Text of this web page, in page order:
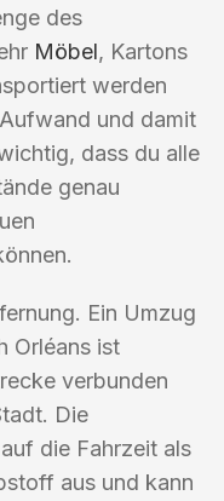
des
Möbel, Kartons
werden
und damit
dass du alle
genau
Ein Umzug
Orléans ist
verbunden
Die
die Fahrzeit als
aus und kann